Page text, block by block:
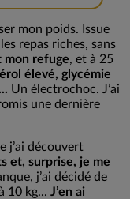
mon poids. Issue
repas riches, sans
mon refuge, et à 25
élevé, glycémie
Un électrochoc. J’ai
une dernière
j’ai découvert
et, surprise, je me
j’ai décidé de
10 kg... J’en ai